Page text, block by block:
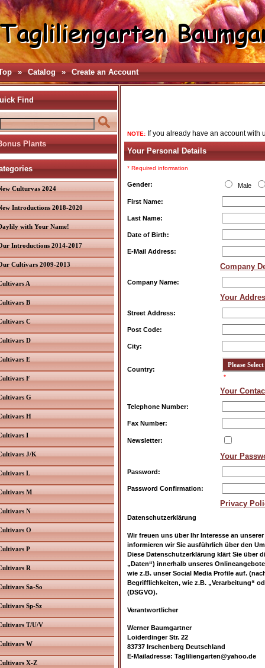
» Catalog » Create an Account
Find
Plants
Culturvas 2024
Introductions 2018-2020
with Your Name!
Introductions 2014-2017
Cultivars 2009-2013
A
B
C
D
E
F
G
H
I
J/K
L
M
N
O
P
R
Sa-So
Sp-Sz
T/U/V
W
X-Z
NOTE: If you already have an account with
Your Personal Details
* Required information
Gender: Male
First Name:
Last Name:
Date of Birth:
E-Mail Address:
Company
Company Name:
Your
Street Address:
Post Code:
City:
Country:
*
Your
Telephone Number:
Fax Number:
Newsletter:
Your
Password:
Password Confirmation:
Privacy
Datenschutzerklärung
Wir freuen uns über Ihr Interesse an
informieren wir Sie ausführlich über den
Diese Datenschutzerklärung klärt Sie über
„Daten“) innerhalb unseres
wie z.B. unser Social Media Profile auf.
Begrifflichkeiten, wie z.B. „Verarbeitung“
(DSGVO).
Verantwortlicher
Werner Baumgartner
Loiderdinger Str. 22
83737 Irschenberg Deutschland
E-Mailadresse: Tagliliengarten@yahoo.de